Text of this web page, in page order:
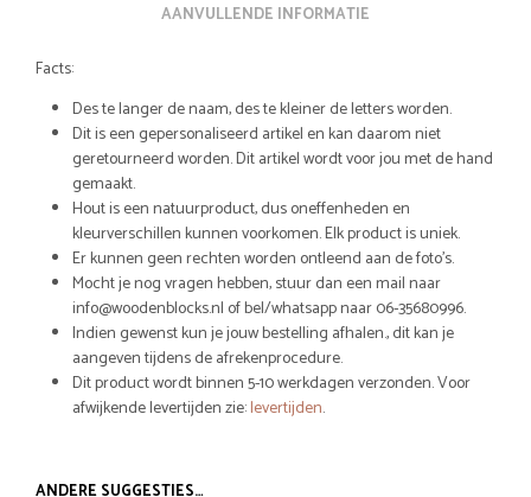
AANVULLENDE INFORMATIE
Facts:
Des te langer de naam, des te kleiner de letters worden.
Dit is een gepersonaliseerd artikel en kan daarom niet
geretourneerd worden. Dit artikel wordt voor jou met de hand
gemaakt.
Hout is een natuurproduct, dus oneffenheden en
kleurverschillen kunnen voorkomen. Elk product is uniek.
Er kunnen geen rechten worden ontleend aan de foto’s.
Mocht je nog vragen hebben, stuur dan een mail naar
info@woodenblocks.nl of bel/whatsapp naar 06-35680996.
Indien gewenst kun je jouw bestelling afhalen., dit kan je
aangeven tijdens de afrekenprocedure.
Dit product wordt binnen 5-10 werkdagen verzonden. Voor
afwijkende levertijden zie:levertijden.
ANDERE SUGGESTIES…